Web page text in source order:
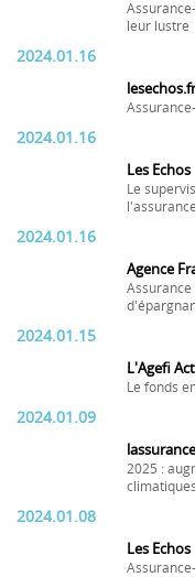
leur lustre
2024.01.16
lesechos.fr
2024.01.16
Les Echos
Le
2024.01.16
Agence
Assurance
2024.01.15
L'Agefi
Le fonds
2024.01.09
2025 :
climatiques
2024.01.08
Les Echos